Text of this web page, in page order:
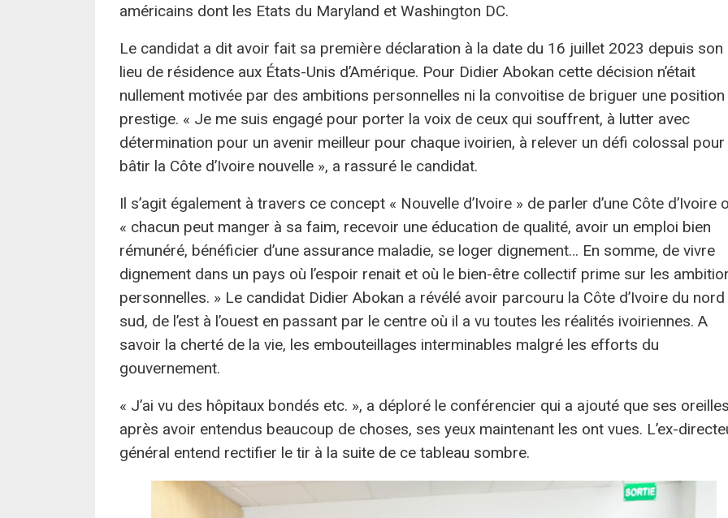
américains dont les Etats du Maryland et Washington DC.
Le candidat a dit avoir fait sa première déclaration à la date du 16 juillet 2023 depuis son
lieu de résidence aux États-Unis d’Amérique. Pour Didier Abokan cette décision n’était
nullement motivée par des ambitions personnelles ni la convoitise de briguer une
prestige. « Je me suis engagé pour porter la voix de ceux qui souffrent, à lutter avec
détermination pour un avenir meilleur pour chaque ivoirien, à relever un défi colossal pour
bâtir la Côte d’Ivoire nouvelle », a rassuré le candidat.
Il s’agit également à travers ce concept « Nouvelle d’Ivoire » de parler d’une Côte d’Ivoire
« chacun peut manger à sa faim, recevoir une éducation de qualité, avoir un emploi bien
rémunéré, bénéficier d’une assurance maladie, se loger dignement… En somme, de vivre
dignement dans un pays où l’espoir renait et où le bien-être collectif prime sur les
personnelles. » Le candidat Didier Abokan a révélé avoir parcouru la Côte d’Ivoire du nord
sud, de l’est à l’ouest en passant par le centre où il a vu toutes les réalités ivoiriennes. A
savoir la cherté de la vie, les embouteillages interminables malgré les efforts du
gouvernement.
« J’ai vu des hôpitaux bondés etc. », a déploré le conférencier qui a ajouté que ses
après avoir entendus beaucoup de choses, ses yeux maintenant les ont vues. L’ex-
général entend rectifier le tir à la suite de ce tableau sombre.